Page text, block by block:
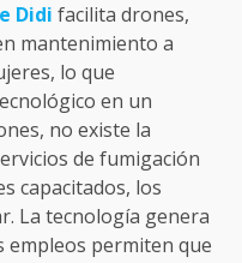
Didi facilita drones,
mantenimiento a
lo que
en un
no existe la
de fumigación
capacitados, los
La tecnología genera
empleos permiten que